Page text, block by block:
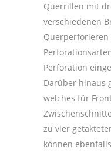
Querrillen mit
verschiedenen
Perforation
Darüber hinaus
welches für
zu vier
können